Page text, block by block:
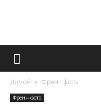
Домой Френч фото
Френч фото